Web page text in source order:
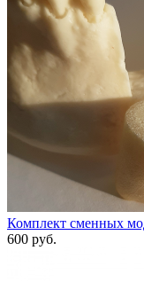
Комплект сменных
600 руб.